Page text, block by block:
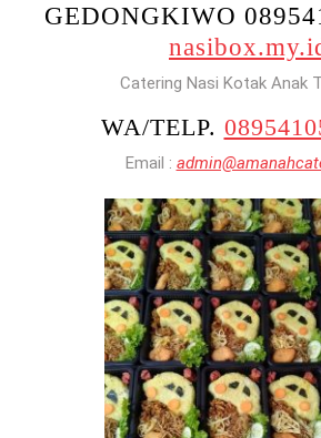
GEDONGKIWO
Catering Nasi Kotak Anak
WA/TELP.
Email :